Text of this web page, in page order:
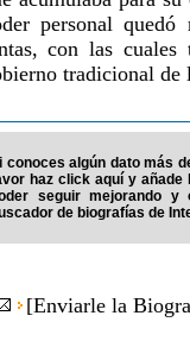
personal
con las cuales
tradicional de
conoces algún dato más
haz click aquí y
seguir mejorando y
de biografías de
[Enviarle la